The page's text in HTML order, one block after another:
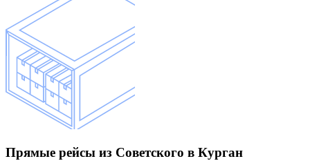
Прямые рейсы из Советского в Курган